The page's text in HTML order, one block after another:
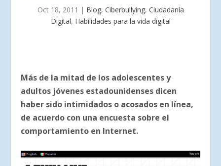
Oct 18, 2011 | Blog, Ciberbullying, Ciudadanía
Digital, Habilidades para la vida digital
Más de la mitad de los adolescentes y
adultos jóvenes estadounidenses dicen
haber sido intimidados o acosados en línea,
de acuerdo con una encuesta sobre el
comportamiento en Internet.